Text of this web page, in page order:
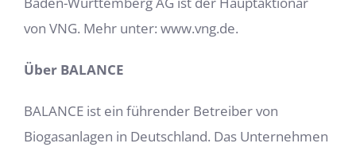
von VNG. Mehr unter: www.vng.de.
Über BALANCE
BALANCE ist ein führender Betreiber von
Biogasanlagen in Deutschland. Das Unternehmen